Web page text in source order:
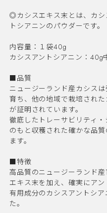
◎カシスエキス末とは、カシ
トシアニンのパウダーです。
内容量：１袋40g
カシスアントシアニン：
■品質
ニュージーランド産カシス
育ち、他の地域で栽培され
が証明されています。
徹底したトレーサビリティ・
のもと収穫された確かな品
ます。
■特徴
高品質のニュージーランド
エキス末を加え、確実にア
有用成分のカシスアントシ
た。